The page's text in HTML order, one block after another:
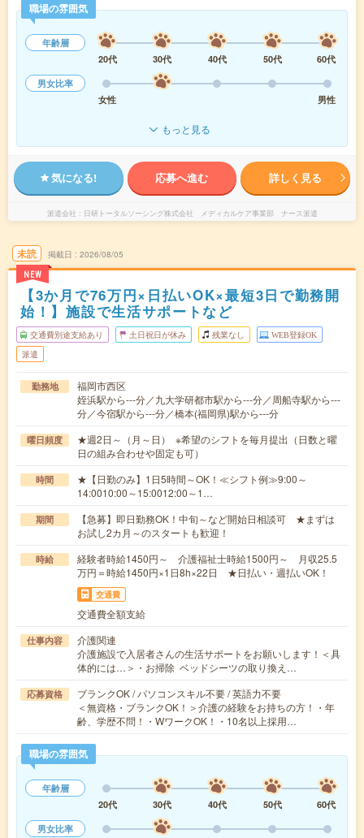
職場の雰囲気
年齢層
20代
30代 40代 50代
60代
男女比率
女性
男性
もっと見る
気になる! 応募へ進む 詳しく見る
派遣会社 日研トータルソーシング株式会社 メディカルケア事業部 ナース派遣
未読
NEW
掲載日 2026/08/05
【3か月で76万円×日払いOK×最短3日で勤務開
始！】施設で生活サポートなど
交通費別途支給あり 土日祝日が休み 残業なし WEB登録OK
派遣
勤務地
福岡市西区
姪浜駅から---分／九大学研都市駅から---分／周船寺駅から---
分／今宿駅から---分／橋本(福岡県)駅から---分
曜日頻度
★週2日～（月～日） ※希望のシフトを毎月提出（日数と曜
日の組み合わせや固定も可）
時間
★【日勤のみ】1日5時間～OK！≪シフト例≫9:00～
14:0010:00～15:0012:00～1…
期間
【急募】即日勤務OK！中旬～など開始日相談可 ★まずは
お試し2カ月～のスタートも歓迎！
時給
経験者時給1450円～ 介護福祉士時給1500円～ 月収25.5
万円＝時給1450円×1日8h×22日 ★日払い・週払いOK！
交通費
交通費全額支給
仕事内容
介護関連
介護施設で入居者さんの生活サポートをお願いします！＜具
体的には…＞・お掃除 ベッドシーツの取り換え…
応募資格
ブランクOK / パソコンスキル不要 / 英語力不要
＜無資格・ブランクOK！＞介護の経験をお持ちの方！・年
齢、学歴不問！・WワークOK！・10名以上採用…
職場の雰囲気
年齢層
20代
30代 40代 50代
60代
男女比率